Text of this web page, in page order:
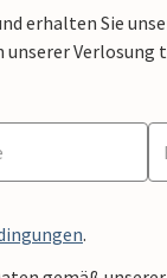
erhalten Sie
Verlosung
.